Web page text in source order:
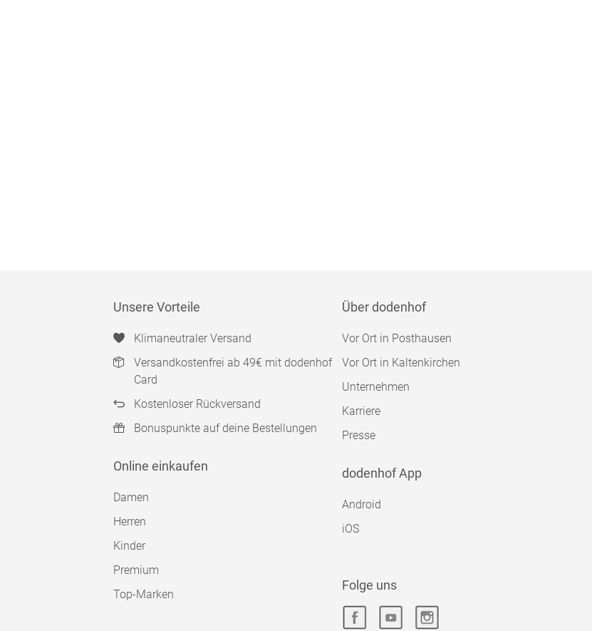
Unsere Vorteile
Klimaneutraler Versand
Versandkostenfrei ab 49€ mit dodenhof
Card
Kostenloser Rückversand
Bonuspunkte auf deine Bestellungen
Online einkaufen
Damen
Herren
Kinder
Premium
Top-Marken
Über dodenhof
Vor Ort in Posthausen
Vor Ort in Kaltenkirchen
Unternehmen
Karriere
Presse
dodenhof App
Android
iOS
Folge uns